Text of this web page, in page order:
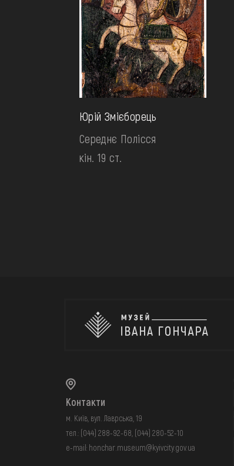
Юрій Змієборець
Середнє Полісся
кін. 19 ст.
Контакти
м. Київ, вул. Лаврська, 19
тел.: (044) 288-92-68 (044) 280-52-10
e-mail: honchar.museum@kyivcity.gov.ua